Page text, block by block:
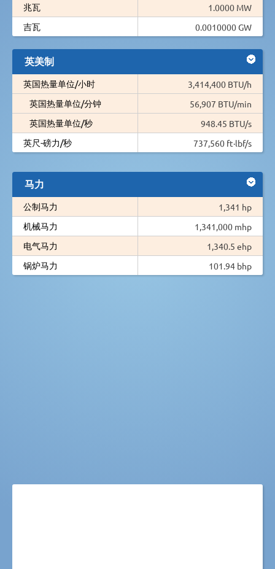
兆瓦
1.0000 MW
吉瓦
0.0010000 GW
英美制
英国热量单位/小时
3,414,400 BTU/h
英国热量单位/分钟
56,907 BTU/min
英国热量单位/秒
948.45 BTU/s
英尺-磅力/秒
737,560 ft·lbf/s
马力
公制马力
1,341 hp
机械马力
1,341,000 mhp
电气马力
1,340.5 ehp
锅炉马力
101.94 bhp